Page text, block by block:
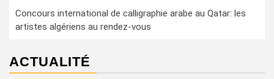
Concours international de calligraphie arabe au Qatar: les
artistes algériens au rendez-vous
ACTUALITÉ